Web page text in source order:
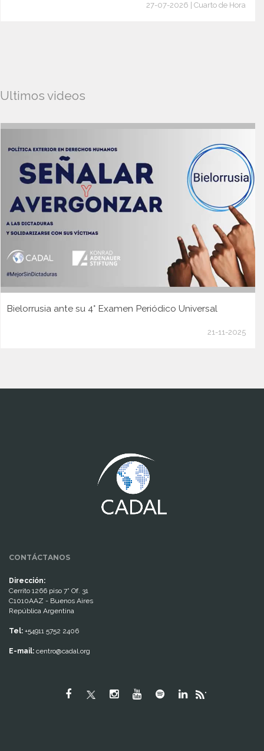
27-07-2026 | Cuarto de Hora
Ultimos videos
Bielorrusia ante su 4° Examen Periódico Universal
21-11-2025
CONTÁCTANOS
Dirección:
Cerrito 1266 piso 7° Of. 31
C1010AAZ - Buenos Aires
República Argentina
Tel: +54911 5752 2406
E-mail: centro@cadal.org
"